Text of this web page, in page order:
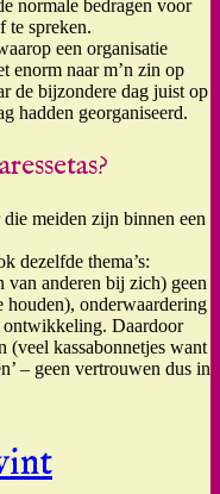
normale bedragen voor
te spreken.
een organisatie
enorm naar m’n zin op
de bijzondere dag juist op
hadden georganiseerd.
meiden zijn binnen een
dezelfde thema’s:
anderen bij zich) geen
houden), onderwaardering
Daardoor
(veel kassabonnetjes want
– geen vertrouwen dus in